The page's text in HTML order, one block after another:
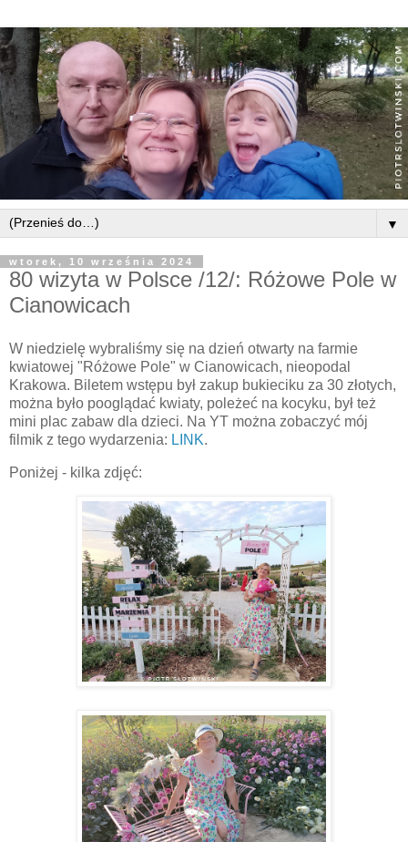
▼
wtorek, 10 września 2024
80 wizyta w Polsce /12/: Różowe Pole w
Cianowicach
W niedzielę wybraliśmy się na dzień otwarty na farmie
kwiatowej "Różowe Pole" w Cianowicach, nieopodal
Krakowa. Biletem wstępu był zakup bukieciku za 30 złotych,
można było pooglądać kwiaty, poleżeć na kocyku, był też
mini plac zabaw dla dzieci. Na YT można zobaczyć mój
filmik z tego wydarzenia: LINK.
Poniżej - kilka zdjęć: